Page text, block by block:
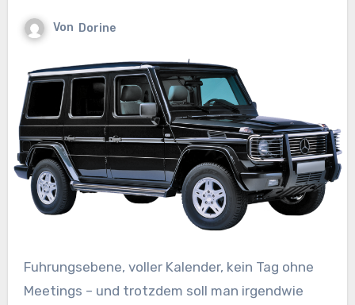
Von Dorine
Fuhrungsebene, voller Kalender, kein Tag ohne
Meetings – und trotzdem soll man irgendwie